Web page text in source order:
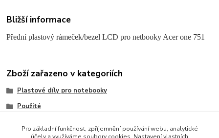
Bližší informace
Přední plastový rámeček/bezel LCD pro netbooky Acer one 751
Zboží zařazeno v kategoriích
Plastové díly pro notebooky
Použité
Pro základní funkčnost, zpříjemnění používání webu, analytické